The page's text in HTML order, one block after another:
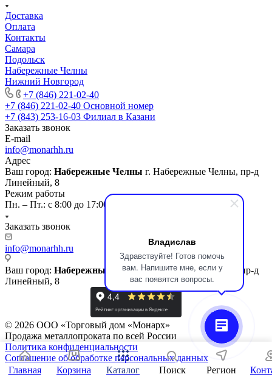
Владислав
Здравствуйте! Готов помочь
вам. Напишите мне, если у
вас появятся вопросы.
Доставка
Оплата
Контакты
Самара
Подольск
Набережные Челны
Нижний Новгород
+7 (846) 221-02-40
+7 (846) 221-02-40 Основной номер
+7 (843) 253-16-03 Филиал в Казани
Заказать звонок
E-mail
info@monarhh.ru
Адрес
Ваш город: Набережные Челны г. Набережные Челны, пр-д
Линейный, 8
Режим работы
Пн. – Пт.: с 8:00 до 17:00
Заказать звонок
info@monarhh.ru
Ваш город: Набережные Челны г. Набережные Челны, пр-д
Линейный, 8
© 2026 ООО «Торговый дом «Монарх»
Продажа металлопроката по всей России
Политика конфиденциальности
Соглашение об обработке персональных данных
Главная
Корзина Каталог Поиск Регион